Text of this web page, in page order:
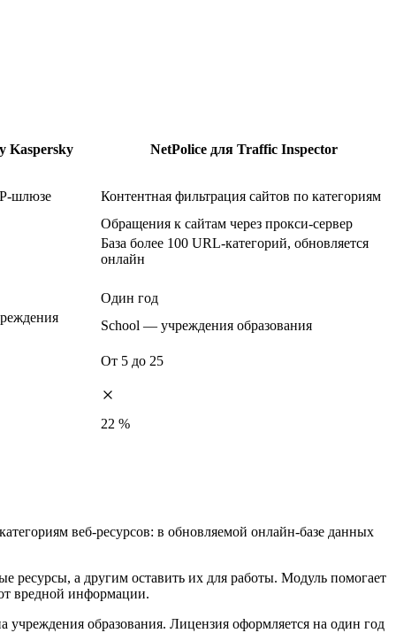
Kaspersky NetPolice для Traffic Inspector
шлюзе
Контентная фильтрация сайтов по категориям
Обращения к сайтам через прокси-сервер
База более 100 URL-категорий, обновляется
онлайн
Один год
School — учреждения образования
От 5 до 25
22 %
веб-ресурсов: в обновляемой онлайн-базе данных
ресурсы, а другим оставить их для работы. Модуль помогает
вредной информации.
учреждения образования. Лицензия оформляется на один год